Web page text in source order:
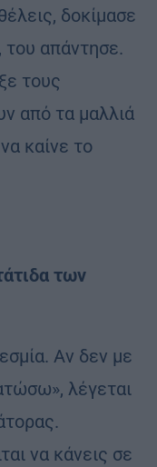
δοκίμασε
του απάντησε.
τους
από τα μαλλιά
καίνε το
των
Αν δεν με
λέγεται
να κάνεις σε